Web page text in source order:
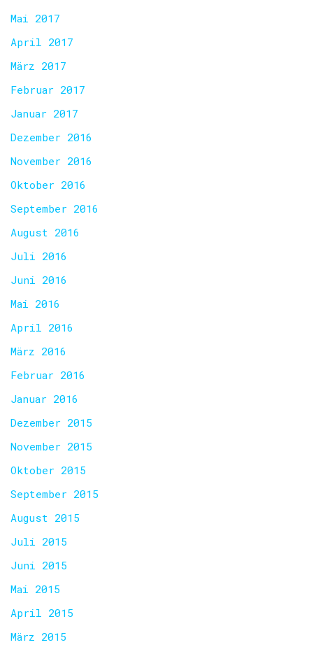
Mai 2017
April 2017
März 2017
Februar 2017
Januar 2017
Dezember 2016
November 2016
Oktober 2016
September 2016
August 2016
Juli 2016
Juni 2016
Mai 2016
April 2016
März 2016
Februar 2016
Januar 2016
Dezember 2015
November 2015
Oktober 2015
September 2015
August 2015
Juli 2015
Juni 2015
Mai 2015
April 2015
März 2015